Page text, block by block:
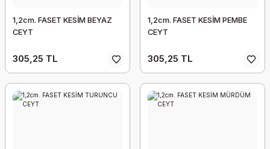
1,2cm. FASET KESİM BEYAZ
CEYT
305,25 TL
1,2cm. FASET KESİM PEMBE
CEYT
305,25 TL